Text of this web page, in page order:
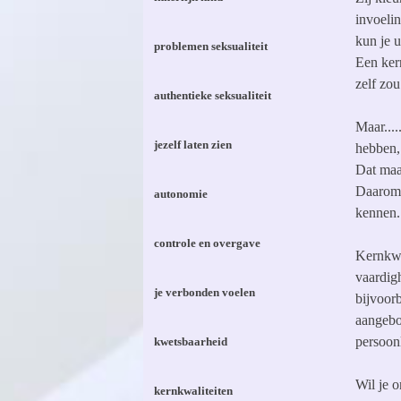
kun je
Een
zelf
Dat
Wil je
problemen seksualiteit
authentieke seksualiteit
jezelf laten zien
autonomie
controle en overgave
je verbonden voelen
kwetsbaarheid
kernkwaliteiten